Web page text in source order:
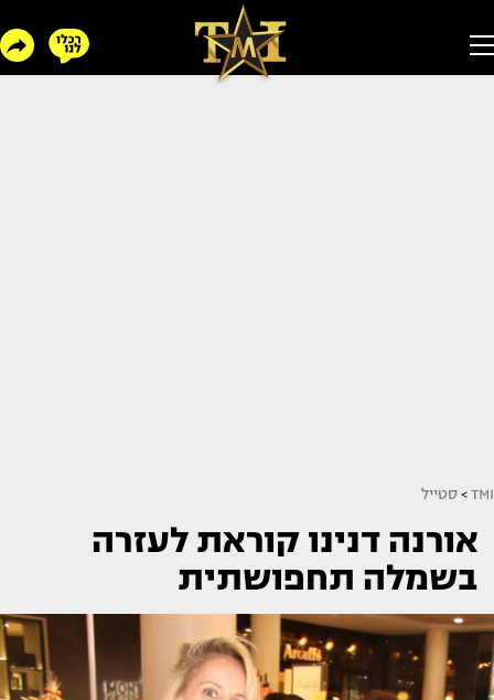
TMI
> סטייל
אורנה דנינו קוראת לעזרה
בשמלה תחפושתית